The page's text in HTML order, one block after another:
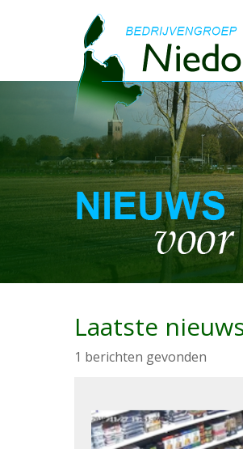
Laatste
1 berichten gevonden